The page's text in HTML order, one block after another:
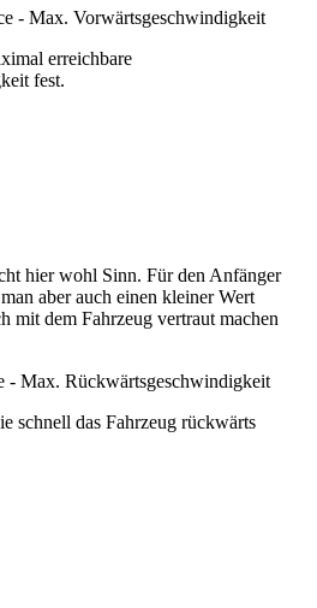
- Max. Vorwärtsgeschwindigkeit
erreichbare
fest.
hier wohl Sinn. Für den Anfänger
aber auch einen kleiner Wert
mit dem Fahrzeug vertraut machen
- Max. Rückwärtsgeschwindigkeit
schnell das Fahrzeug rückwärts